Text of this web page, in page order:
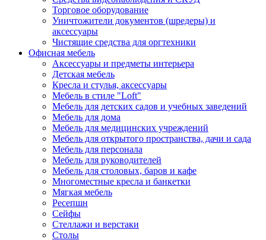
Торговое оборудование
Уничтожители документов (шредеры) и
аксессуары
Чистящие средства для оргтехники
Офисная мебель
Аксессуары и предметы интерьера
Детская мебель
Кресла и стулья, аксессуары
Мебель в стиле "Loft"
Мебель для детских садов и учебных заведений
Мебель для дома
Мебель для медицинских учреждений
Мебель для открытого пространства, дачи и сада
Мебель для персонала
Мебель для руководителей
Мебель для столовых, баров и кафе
Многоместные кресла и банкетки
Мягкая мебель
Ресепшн
Сейфы
Стеллажи и верстаки
Столы